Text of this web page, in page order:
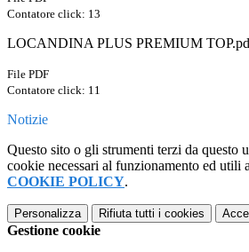
Contatore click: 13
LOCANDINA PLUS PREMIUM
File PDF
Contatore click: 11
Notizie
Questo sito o gli strumenti terzi da questo
cookie necessari al funzionamento ed utili
COOKIE POLICY.
Personalizza Rifiuta tutti i cookies
Gestione cookie